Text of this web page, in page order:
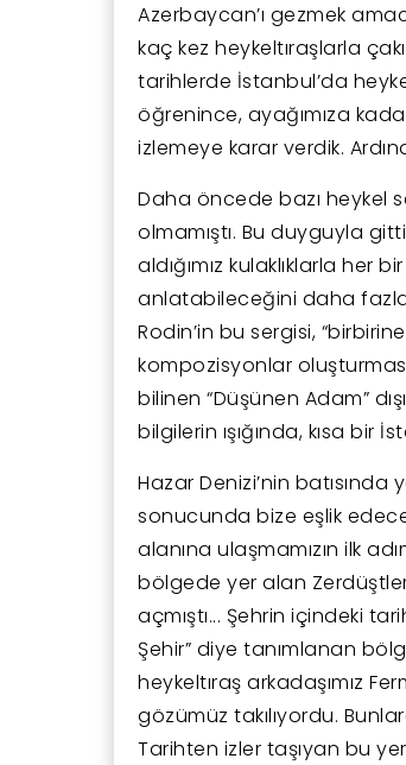
Azerbaycan’ı gezmek
kaç kez heykeltıraşlarla
tarihlerde İstanbul’da
öğrenince, ayağımıza
izlemeye karar verdik.
Daha öncede bazı heykel
olmamıştı. Bu duyguyla
aldığımız kulaklıklarla her
anlatabileceğini daha
Rodin’in bu sergisi,
kompozisyonlar
bilinen “Düşünen Adam”
bilgilerin ışığında, kısa
Hazar Denizi’nin
sonucunda bize eşlik
alanına ulaşmamızın ilk
bölgede yer alan
açmıştı... Şehrin içindeki
Şehir” diye tanımlanan
heykeltıraş arkadaşımız
gözümüz takılıyordu.
Tarihten izler taşıyan bu